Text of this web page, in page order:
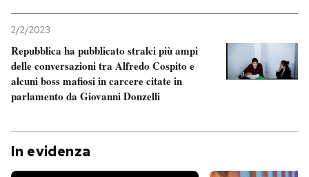
2/2/2023
Repubblica ha pubblicato stralci più ampi
delle conversazioni tra Alfredo Cospito e
alcuni boss mafiosi in carcere citate in
parlamento da Giovanni Donzelli
In evidenza